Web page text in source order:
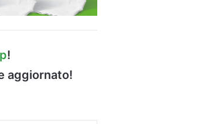
!
aggiornato!